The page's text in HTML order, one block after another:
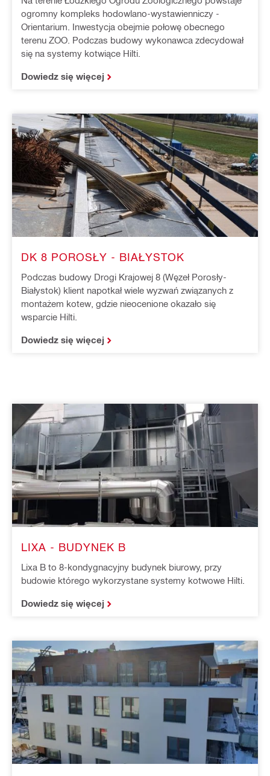
ogromny kompleks hodowlano-wystawienniczy -
Orientarium. Inwestycja obejmie połowę obecnego
terenu ZOO. Podczas budowy wykonawca zdecydował
się na systemy kotwiące Hilti.
Dowiedz się więcej
DK 8 POROSŁY - BIAŁYSTOK
Podczas budowy Drogi Krajowej 8 (Węzeł Porosły-
Białystok) klient napotkał wiele wyzwań związanych z
montażem kotew, gdzie nieocenione okazało się
wsparcie Hilti.
Dowiedz się więcej
LIXA - BUDYNEK B
Lixa B to 8-kondygnacyjny budynek biurowy, przy
budowie którego wykorzystane systemy kotwowe Hilti.
Dowiedz się więcej